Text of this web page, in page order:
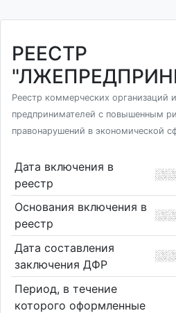
РЕЕСТР
Реестр коммерческих организаций
предпринимателей с повышенным
правонарушений в экономической
Дата включения в
реестр
Основания включения в
реестр
Дата составления
заключения ДФР
Период, в течение
которого оформленные